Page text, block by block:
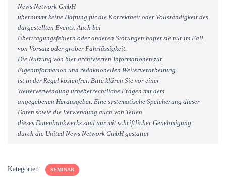
News Network GmbH
übernimmt keine Haftung für die Korrektheit oder Vollständigkeit des
dargestellten Events. Auch bei
Übertragungsfehlern oder anderen Störungen haftet sie nur im Fall
von Vorsatz oder grober Fahrlässigkeit.
Die Nutzung von hier archivierten Informationen zur
Eigeninformation und redaktionellen Weiterverarbeitung
ist in der Regel kostenfrei. Bitte klären Sie vor einer
Weiterverwendung urheberrechtliche Fragen mit dem
angegebenen Herausgeber. Eine systematische Speicherung dieser
Daten sowie die Verwendung auch von Teilen
dieses Datenbankwerks sind nur mit schriftlicher Genehmigung
durch die United News Network GmbH gestattet
Kategorien: SEMINAR